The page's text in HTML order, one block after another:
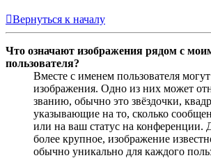
Вернуться к началу
Что означают изображения рядом с
пользователя?
Вместе с именем пользователя
изображения. Одно из них может
званию, обычно это звёздочки,
указывающие на то, сколько
или на ваш статус на конференции.
более крупное, изображение
обычно уникально для каждого